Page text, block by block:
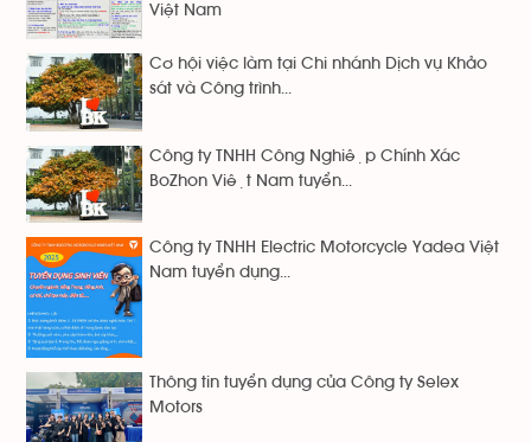
Việt Nam
Cơ hội việc làm tại Chi nhánh Dịch vụ Khảo
sát và Công trình...
Công ty TNHH Công Nghiệp Chính Xác
BoZhon Việt Nam tuyển...
Công ty TNHH Electric Motorcycle Yadea Việt
Nam tuyển dụng...
Thông tin tuyển dụng của Công ty Selex
Motors